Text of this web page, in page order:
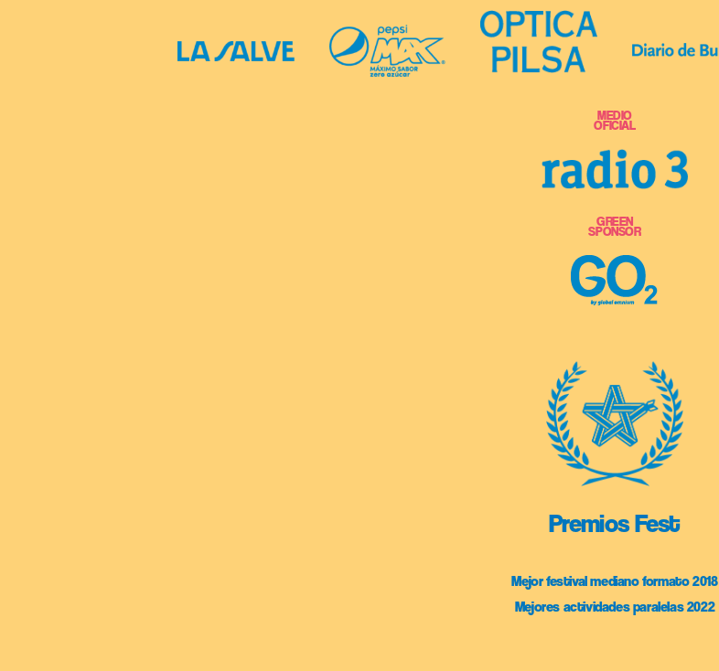
MEDIO
OFICIAL
GREEN
SPONSOR
Premios Fest
Mejor festival mediano formato 2018
Mejores actividades paralelas 2022